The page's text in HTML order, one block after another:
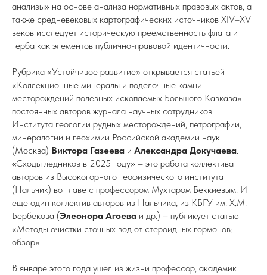
анализы» на основе анализа нормативных правовых актов, а
также средневековых картографических источников XIV–XV
веков исследует историческую преемственность флага и
герба как элементов публично-правовой идентичности.
Рубрика «Устойчивое развитие» открывается статьей
«Коллекционные минералы и поделочные камни
месторождений полезных ископаемых Большого Кавказа»
постоянных авторов журнала научных сотрудников
Института геологии рудных месторождений, петрографии,
минералогии и геохимии Российской академии наук
(Москва) Виктора Газеева и Александра Докучаева.
«Сходы ледников в 2025 году» – это работа коллектива
авторов из Высокогорного геофизического института
(Нальчик) во главе с профессором Мухтаром Беккиевым. И
еще один коллектив авторов из Нальчика, из КБГУ им. Х.М.
Бербекова (Элеонора Агоева и др.) – публикует статью
«Методы очистки сточных вод от стероидных гормонов:
обзор».
В январе этого года ушел из жизни профессор, академик